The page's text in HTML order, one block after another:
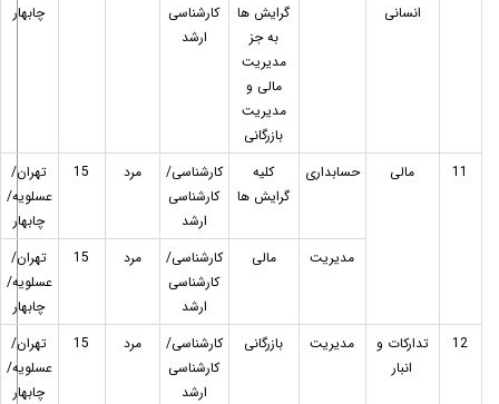
انسانی
گرایش ها
به جز
مدیریت
مالی و
مدیریت
بازرگانی
کارشناسی
ارشد
چابهار
11 مالی حسابداری
کلیه
گرایش ها
کارشناسی/
کارشناسی
ارشد
مرد 15
تهران/
عسلویه/
چابهار
مدیریت
مالی
کارشناسی/
کارشناسی
ارشد
مرد 15
تهران/
عسلویه/
چابهار
12
تدارکات و
انبار
مدیریت بازرگانی
کارشناسی/
کارشناسی
ارشد
مرد 15
تهران/
عسلویه/
چابهار